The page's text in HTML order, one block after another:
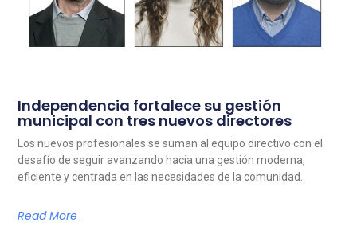
Independencia fortalece su gestión
municipal con tres nuevos directores
Los nuevos profesionales se suman al equipo directivo con el
desafío de seguir avanzando hacia una gestión moderna,
eficiente y centrada en las necesidades de la comunidad.
Read More